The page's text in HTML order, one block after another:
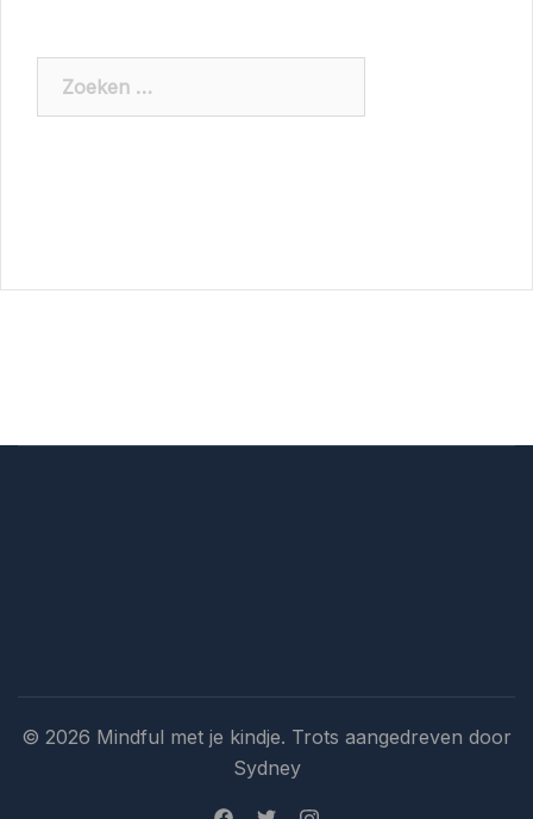
naar:
© 2026 Mindful met je kindje. Trots aangedreven door
Sydney